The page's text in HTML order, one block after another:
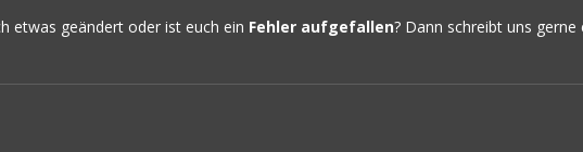
etwas geändert oder ist euch ein Fehler aufgefallen? Dann schreibt uns gerne